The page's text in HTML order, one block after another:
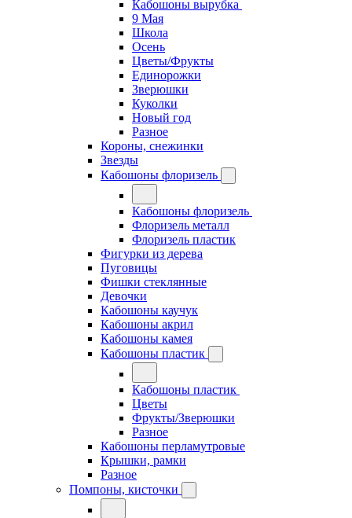
Кабошоны вырубка
9 Мая
Школа
Осень
Цветы/Фрукты
Единорожки
Зверюшки
Куколки
Новый год
Разное
Короны, снежинки
Звезды
Кабошоны флоризель
Кабошоны флоризель
Флоризель металл
Флоризель пластик
Фигурки из дерева
Пуговицы
Фишки стеклянные
Девочки
Кабошоны каучук
Кабошоны акрил
Кабошоны камея
Кабошоны пластик
Кабошоны пластик
Цветы
Фрукты/Зверюшки
Разное
Кабошоны перламутровые
Крышки, рамки
Разное
Помпоны, кисточки